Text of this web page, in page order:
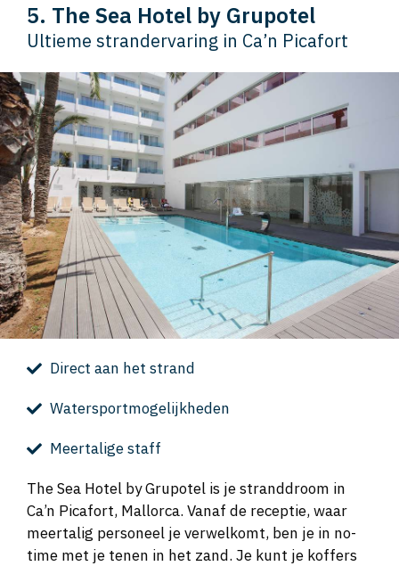
5. The Sea Hotel by Grupotel
Ultieme strandervaring in Ca’n Picafort
Direct aan het strand
Watersportmogelijkheden
Meertalige staff
The Sea Hotel by Grupotel is je stranddroom in
Ca’n Picafort, Mallorca. Vanaf de receptie, waar
meertalig personeel je verwelkomt, ben je in no-
time met je tenen in het zand. Je kunt je koffers